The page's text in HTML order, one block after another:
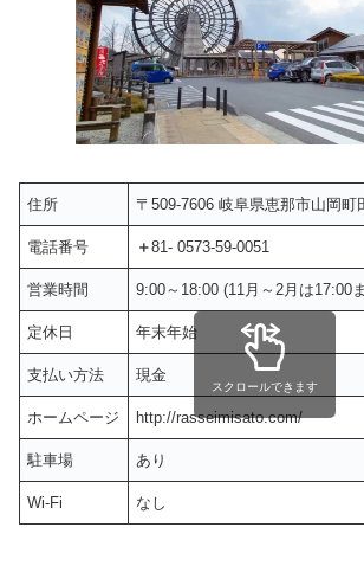
住所 〒509-7606 岐阜県恵那市山岡
電話番号 ＋81- 0573-59-0051
営業時間 9:00～18:00 (11月～2月は17:00
定休日 年末年始
支払い方法 現金
ホームページ http://rasseimisato.com/
駐車場 あり
Wi-Fi なし
スクロールできます